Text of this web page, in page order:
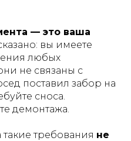
— это ваша
вы имеете
любых
не связаны с
поставил забор на
сноса.
демонтажа.
такие требования не